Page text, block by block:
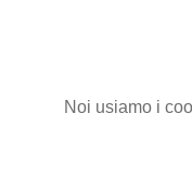
Noi usiamo i